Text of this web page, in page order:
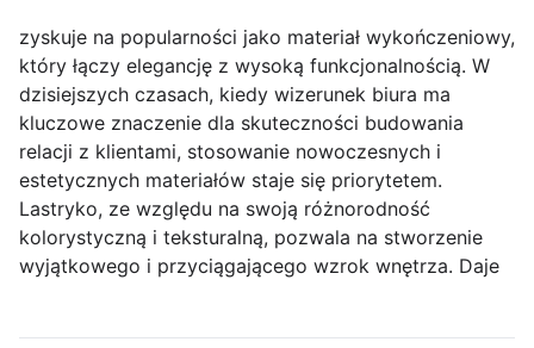
zyskuje na popularności jako materiał wykończeniowy,
który łączy elegancję z wysoką funkcjonalnością. W
dzisiejszych czasach, kiedy wizerunek biura ma
kluczowe znaczenie dla skuteczności budowania
relacji z klientami, stosowanie nowoczesnych i
estetycznych materiałów staje się priorytetem.
Lastryko, ze względu na swoją różnorodność
kolorystyczną i teksturalną, pozwala na stworzenie
wyjątkowego i przyciągającego wzrok wnętrza. Daje